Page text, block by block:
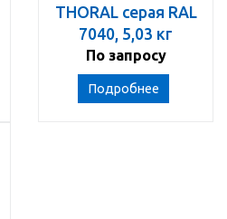
THORAL серая RAL
7040, 5,03 кг
По запросу
Подробнее